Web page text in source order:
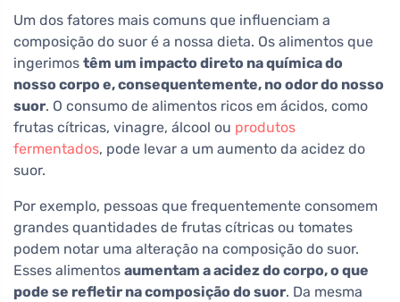
Um dos fatores mais comuns que influenciam a
composição do suor é a nossa dieta. Os alimentos que
ingerimos têm um impacto direto na química do
nosso corpo e, consequentemente, no odor do nosso
suor. O consumo de alimentos ricos em ácidos, como
frutas cítricas, vinagre, álcool ou produtos
fermentados, pode levar a um aumento da acidez do
suor.
Por exemplo, pessoas que frequentemente consomem
grandes quantidades de frutas cítricas ou tomates
podem notar uma alteração na composição do suor.
Esses alimentos aumentam a acidez do corpo, o que
pode se refletir na composição do suor. Da mesma